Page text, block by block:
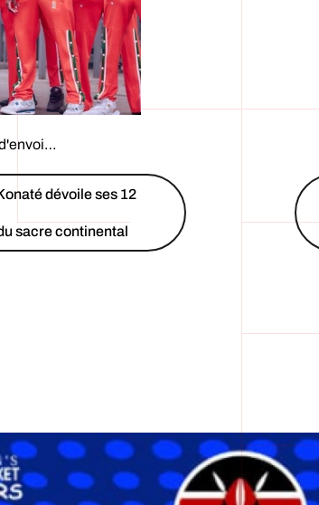
dévoile ses 12
sacre continental